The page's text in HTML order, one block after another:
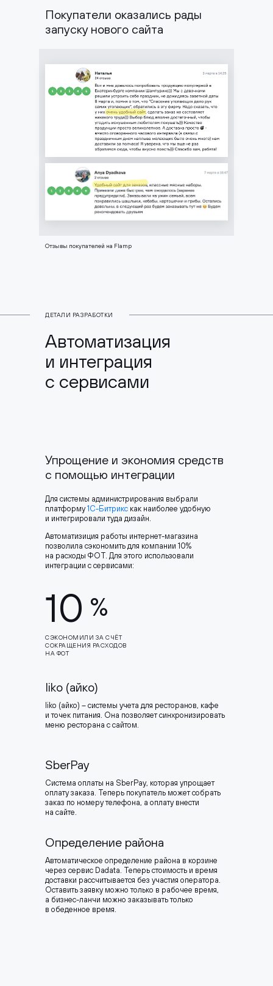
Покупатели оказались рады
запуску нового сайта
Отзывы покупателей на Flamp
ДЕТАЛИ РАЗРАБОТКИ
Автоматизация
и интеграция
с сервисами
Упрощение и экономия средств
с помощью интеграции
Iiko (айко)
Для системы администрирования выбрали
платформу1С-Битрикс как наиболее удобную
и интегрировали туда дизайн.
Автоматизиция работы интернет-магазина
позволила сэкономить для компании 10%
на расходы ФОТ. Для этого использовали
интеграции с сервисами:
Iiko (айко) – системы учета для ресторанов, кафе
и точек питания. Она позволяет синхронизировать
меню ресторана с сайтом.
SberPay
Система оплаты на SberPay, которая упрощает
оплату заказа. Теперь покупатель может собрать
заказ по номеру телефона, а оплату внести
на сайте.
Определение района
Автоматическое определение района в корзине
через сервис Dadata. Теперь стоимость и время
доставки рассчитывается без участия оператора.
Оставить заявку можно только в рабочее время,
а бизнес-ланчи можно заказывать только
в обеденное время.
10 %
СЭКОНОМИЛИ ЗА СЧЁТ
СОКРАЩЕНИЯ РАСХОДОВ
НА ФОТ